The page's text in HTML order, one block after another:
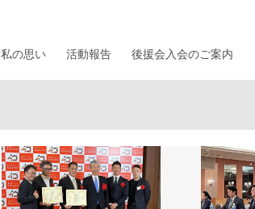
私の思い 活動報告 後援会入会のご案内